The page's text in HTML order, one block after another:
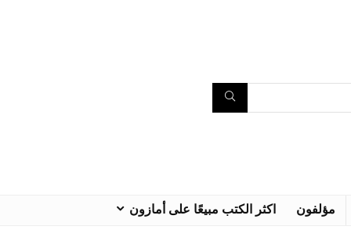
مؤلفون اكثر الكتب مبيعًا على أمازون